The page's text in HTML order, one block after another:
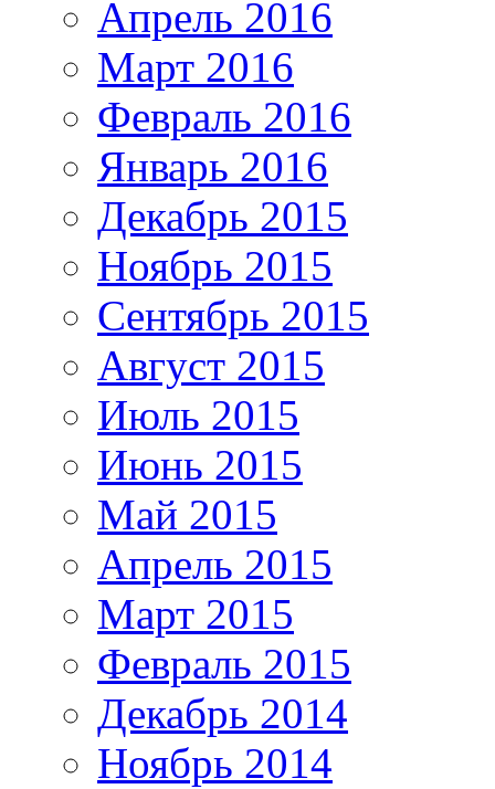
Апрель 2016
Март 2016
Февраль 2016
Январь 2016
Декабрь 2015
Ноябрь 2015
Сентябрь 2015
Август 2015
Июль 2015
Июнь 2015
Май 2015
Апрель 2015
Март 2015
Февраль 2015
Декабрь 2014
Ноябрь 2014